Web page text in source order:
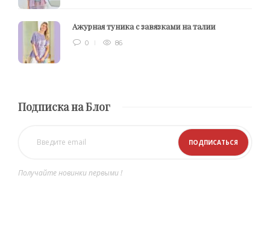
Ажурная туника с завязками на талии
0 86
Подписка на Блог
Получайте новинки первыми !